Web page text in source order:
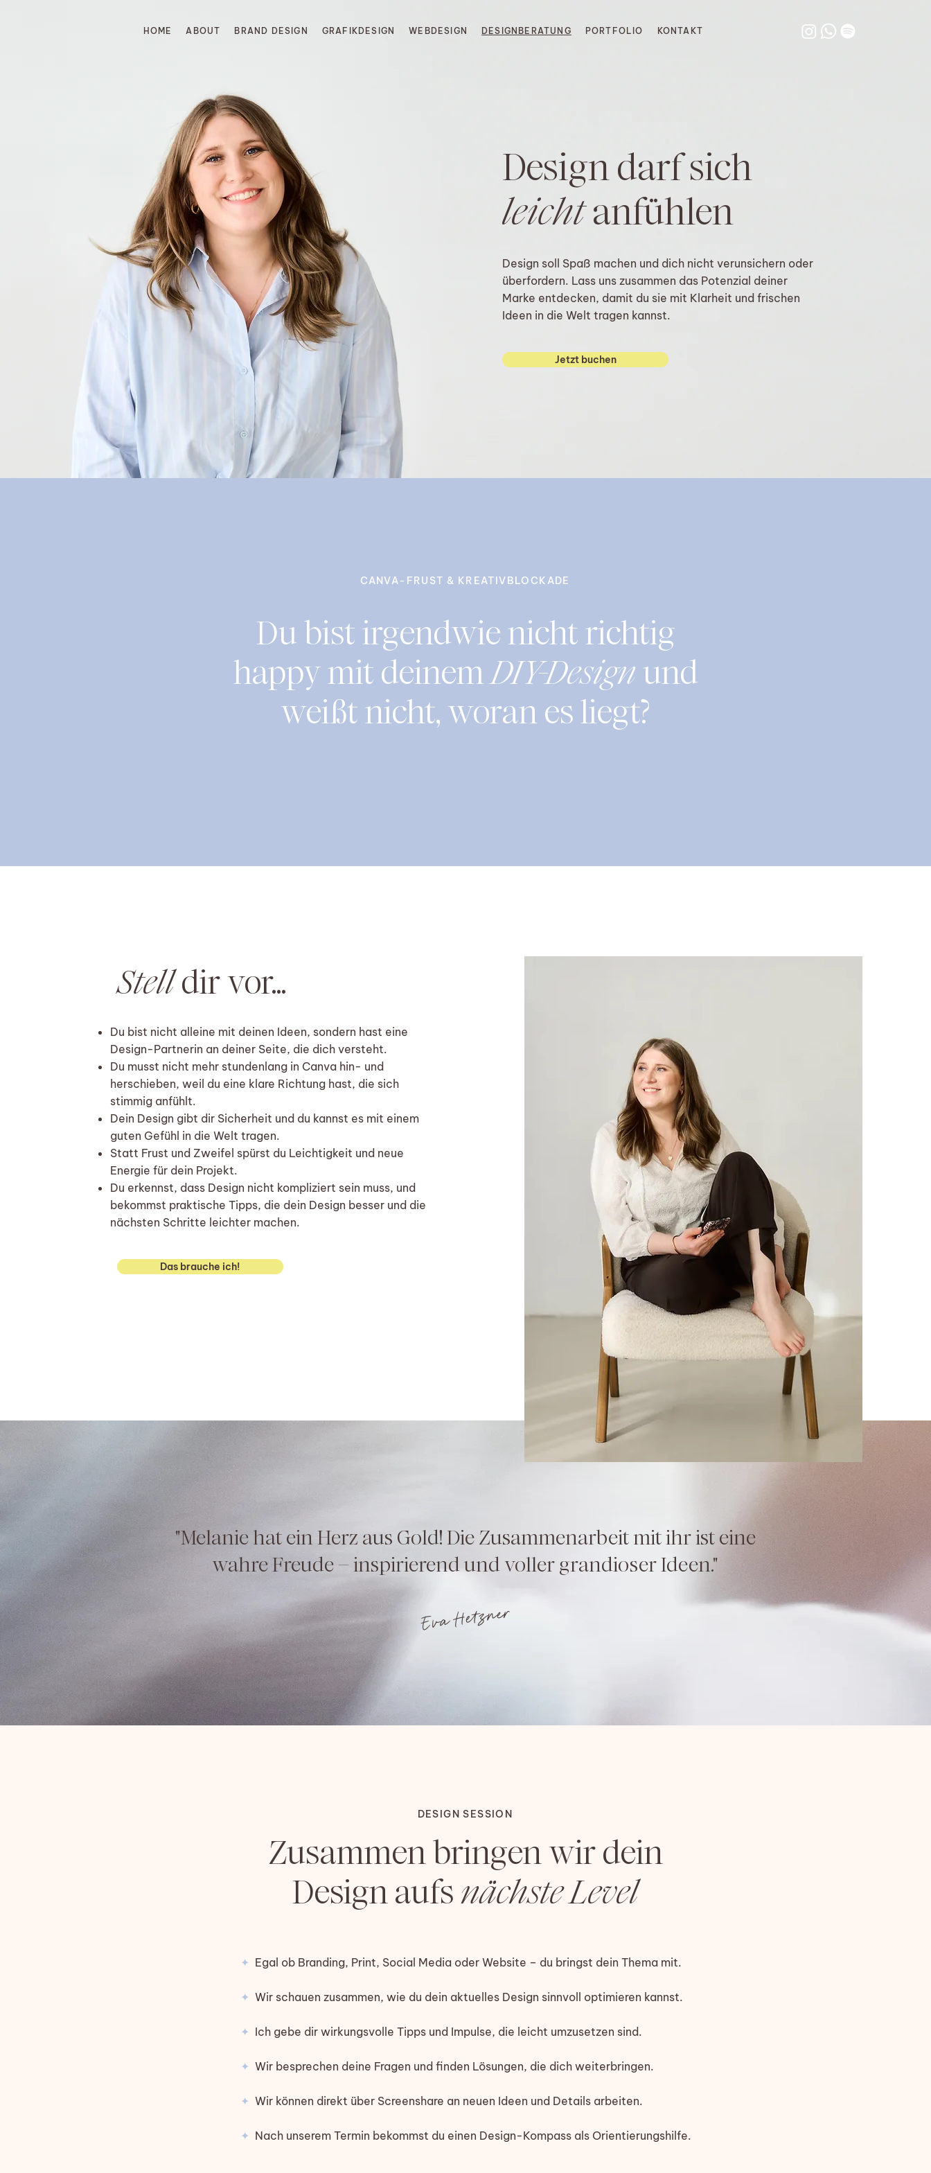
HOME ABOUT BRAND DESIGN GRAFIKDESIGN WEBDESIGN DESIGNBERATUNG PORTFOLIO KONTAKT
Design darf sich
leichtanfühlen
Design soll Spaß machen und dich nicht verunsichern oder
überfordern. Lass uns zusammen das Potenzial deiner
Marke entdecken, damit du sie mit Klarheit und frischen
Ideen in die Welt tragen kannst.
Jetzt buchen
CANVA-FRUST & KREATIVBLOCKADE
Du bist irgendwie nicht richtig
happy mit deinemDIY-Designund
weißt nicht, woran es liegt?
Stelldir vor...
Du bist nicht alleine mit deinen Ideen, sondern hast eine
Design-Partnerin an deiner Seite, die dich versteht.
Du musst nicht mehr stundenlang in Canva hin- und
herschieben, weil du eine klare Richtung hast, die sich
stimmig anfühlt.
Dein Design gibt dir Sicherheit und du kannst es mit einem
guten Gefühl in die Welt tragen.
Statt Frust und Zweifel spürst du Leichtigkeit und neue
Energie für dein Projekt.
​Du erkennst, dass Design nicht kompliziert sein muss, und
bekommst praktische Tipps, die dein Design besser und die
nächsten Schritte leichter machen.
Das brauche ich!
"Melanie hat ein Herz aus Gold! Die Zusammenarbeit mit ihr ist eine
wahre Freude – inspirierend und voller grandioser Ideen."
Eva Hetzner
DESIGN SESSION
Zusammen bringen wir dein
Design aufsnächste Level
✦ Egal ob Branding, Print, Social Media oder Website – du bringst dein Thema mit.
✦ Wir schauen zusammen, wie du dein aktuelles Design sinnvoll optimieren kannst.
✦ Ich gebe dir wirkungsvolle Tipps und Impulse, die leicht umzusetzen sind.
✦ Wir besprechen deine Fragen und finden Lösungen, die dich weiterbringen.
✦ Wir können direkt über Screenshare an neuen Ideen und Details arbeiten.
✦ Nach unserem Termin bekommst du einen Design-Kompass als Orientierungshilfe.